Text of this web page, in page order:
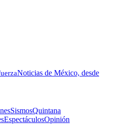
Noticias de México, desde
SismosQuintana
EspectáculosOpinión